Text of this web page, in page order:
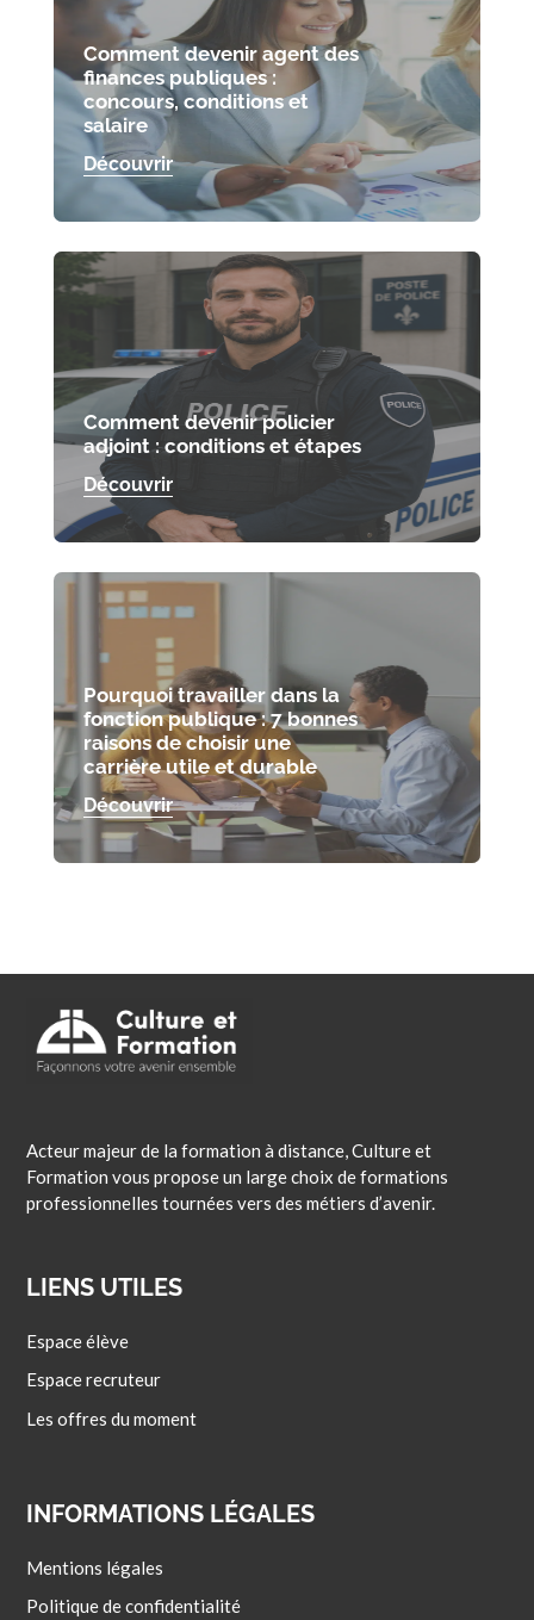
Comment devenir agent des
finances publiques :
concours, conditions et
salaire
Découvrir
Comment devenir policier
adjoint : conditions et étapes
Découvrir
Pourquoi travailler dans la
fonction publique : 7 bonnes
raisons de choisir une
carrière utile et durable
Découvrir
Acteur majeur de la formation à distance, Culture et
Formation vous propose un large choix de formations
professionnelles tournées vers des métiers d’avenir.
LIENS UTILES
Espace élève
Espace recruteur
Les offres du moment
INFORMATIONS LÉGALES
Mentions légales
Politique de confidentialité